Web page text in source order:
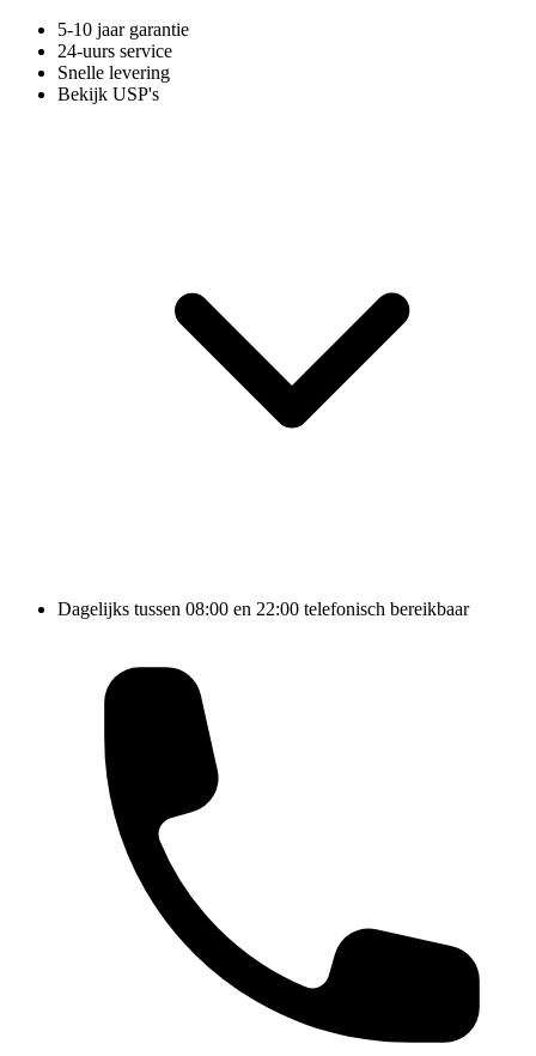
5-10 jaar garantie
24-uurs service
Snelle levering
Bekijk USP's
Dagelijks tussen 08:00 en 22:00 telefonisch bereikbaar